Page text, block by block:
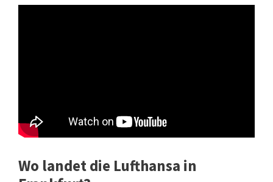
Wo landet die Lufthansa in